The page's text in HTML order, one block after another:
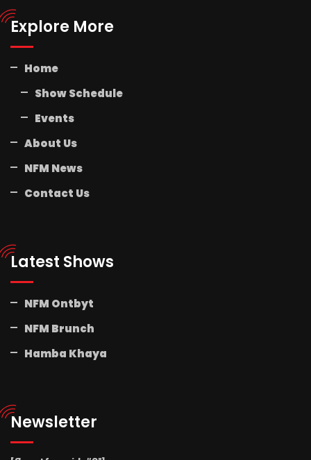
Explore More
Home
Show Schedule
Events
About Us
NFM News
Contact Us
Latest Shows
NFM Ontbyt
NFM Brunch
Hamba Khaya
Newsletter